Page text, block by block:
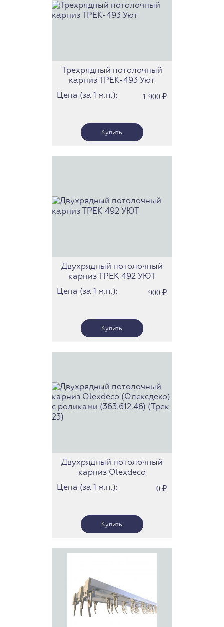
Трехрядный потолочный
карниз ТРЕК-493 Уют
Цена (за 1 м.п.):
1 900 ₽
Двухрядный потолочный
карниз ТРЕК 492 УЮТ
Цена (за 1 м.п.):
900 ₽
Двухрядный потолочный
карниз Olexdeco
(Олексдеко) c роликами
(363.612.46) (Трек 23)
Цена (за 1 м.п.): 0 ₽